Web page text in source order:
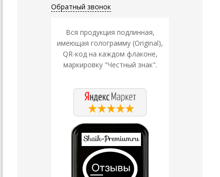
Обратный звонок
Вся продукция подлинная,
имеющая голограмму (Original),
QR-код на каждом флаконе,
маркировку "Честный знак".